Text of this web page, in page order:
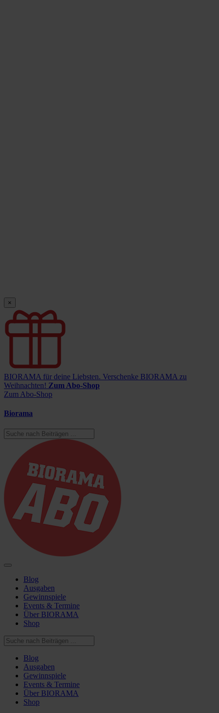
×
BIORAMA für deine Liebsten. Verschenke BIORAMA zu
Weihnachten! Zum Abo-Shop
Zum Abo-Shop
Biorama
Blog
Ausgaben
Gewinnspiele
Events & Termine
Über BIORAMA
Shop
Blog
Ausgaben
Gewinnspiele
Events & Termine
Über BIORAMA
Shop